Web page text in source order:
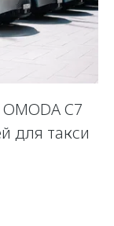
C7
для такси